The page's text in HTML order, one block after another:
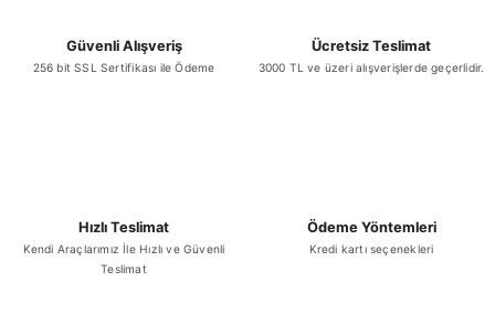
Güvenli Alışveriş
256 bit SSL Sertifikası ile Ödeme
Ücretsiz Teslimat
3000 TL ve üzeri alışverişlerde geçerlidir.
Hızlı Teslimat
Kendi Araçlarımız İle Hızlı ve Güvenli
Teslimat
Ödeme Yöntemleri
Kredi kartı seçenekleri